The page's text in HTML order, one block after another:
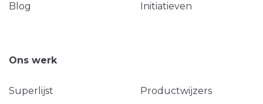
Blog Initiatieven
Ons werk
Superlijst Productwijzers